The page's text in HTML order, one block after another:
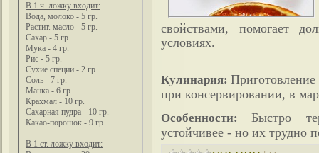
В 1 ч. ложку входит:
Вода, молоко - 5 гр.
Растит. масло - 5 гр.
Сахар - 5 гр.
Мука - 4 гр.
Рис - 5 гр.
Сухие специи - 2 гр.
Соль - 7 гр.
Манка - 6 гр.
Крахмал - 10 гр.
Сахарная пудра - 10 гр.
Какао-порошок - 9 гр.
В 1 ст. ложку входит:
свойствами, помогает
условиях.
Кулинария:Приготовление
при консервировании, в
Особенности:Быстро
устойчивее - но их трудно